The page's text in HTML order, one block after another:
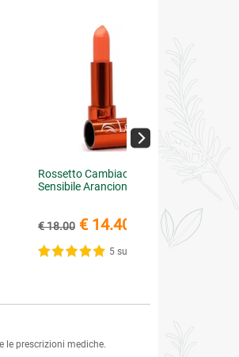
Rossetto Cambiacolore pH
Sensibile Arancione
€ 18.00 € 14.40 (-20%)
5 su 5
le prescrizioni mediche.